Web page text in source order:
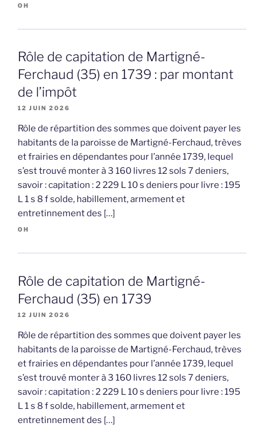
OH
Rôle de capitation de Martigné-
Ferchaud (35) en 1739 : par montant
de l’impôt
12 JUIN 2026
Rôle de répartition des sommes que doivent payer les
habitants de la paroisse de Martigné-Ferchaud, trèves
et frairies en dépendantes pour l’année 1739, lequel
s’est trouvé monter à 3 160 livres 12 sols 7 deniers,
savoir : capitation : 2 229 L 10 s deniers pour livre : 195
L 1 s 8 f solde, habillement, armement et
entretinnement des […]
OH
Rôle de capitation de Martigné-
Ferchaud (35) en 1739
12 JUIN 2026
Rôle de répartition des sommes que doivent payer les
habitants de la paroisse de Martigné-Ferchaud, trèves
et frairies en dépendantes pour l’année 1739, lequel
s’est trouvé monter à 3 160 livres 12 sols 7 deniers,
savoir : capitation : 2 229 L 10 s deniers pour livre : 195
L 1 s 8 f solde, habillement, armement et
entretinnement des […]